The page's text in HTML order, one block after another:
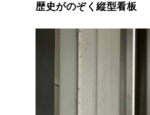
歴史がのぞく縦型看板